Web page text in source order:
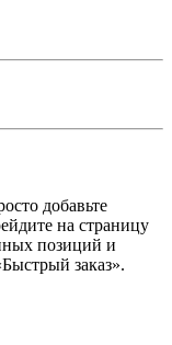
добавьте
на страницу
позиций и
заказ».